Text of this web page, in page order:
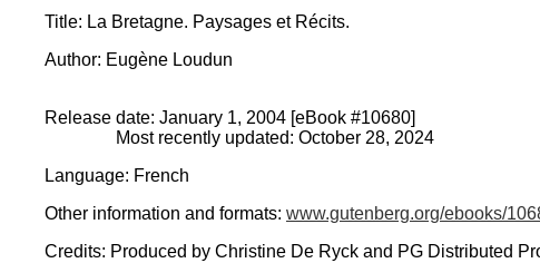
Title: La Bretagne. Paysages et Récits.
Author: Eugène Loudun
Release date: January 1, 2004 [eBook #10680]
Most recently updated: October 28, 2024
Language: French
Other information and formats: www.gutenberg.org/ebooks/
Credits: Produced by Christine De Ryck and PG Distributed